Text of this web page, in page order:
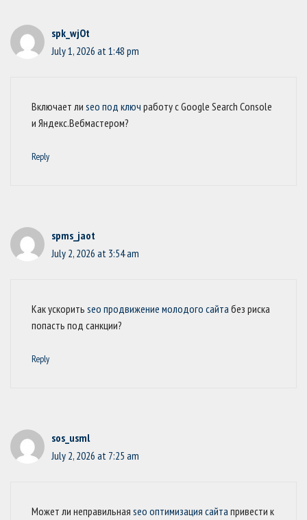
spk_wjOt
July 1, 2026 at 1:48 pm
Включает ли seo под ключ работу с Google Search Console
и Яндекс.Вебмастером?
Reply
spms_jaot
July 2, 2026 at 3:54 am
Как ускорить seo продвижение молодого сайта без риска
попасть под санкции?
Reply
sos_usml
July 2, 2026 at 7:25 am
Может ли неправильная seo оптимизация сайта привести к